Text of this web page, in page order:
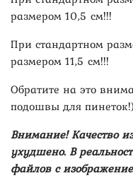
размером 10,5 см!!!
При стандартном
размером 11,5 см!!!
Обратите на это
подошвы для
Внимание! Качество
ухудшено. В
файлов с